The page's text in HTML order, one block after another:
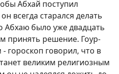
Абхай поступил
всегда старался делать
Абхаю было уже двадцать
принять решение. Гоур-
гороскоп говорил, что в
великим религиозным